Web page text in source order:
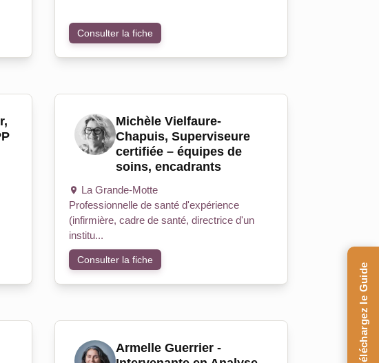
Consulter la fiche
Michèle Vielfaure-
Chapuis, Superviseure
certifiée – équipes de
soins, encadrants
La Grande-Motte
Professionnelle de santé d'expérience
(infirmière, cadre de santé, directrice d'un
institu...
Consulter la fiche
Armelle Guerrier -
Téléchargez le Guide